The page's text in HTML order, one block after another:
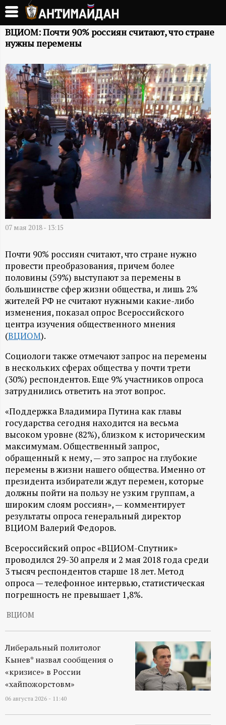
Перейти
основному
содержанию
А
Т
И
М
А
Й
Д
А
Н
-
и
н
ф
о
р
м
а
ц
и
о
н
н
ы
й
п
о
р
т
ВЦИОМ: Почти 90% россиян считают, что стране
нужны перемены
07 мая 2018 - 13:15
Почти 90% россиян считают, что стране нужно
провести преобразования, причем более
половины (59%) выступают за перемены в
большинстве сфер жизни общества, и лишь 2%
жителей РФ не считают нужными какие-либо
изменения, показал опрос Всероссийского
центра изучения общественного мнения
(ВЦИОМ).
Социологи также отмечают запрос на перемены
в нескольких сферах общества у почти трети
(30%) респондентов. Еще 9% участников опроса
затруднились ответить на этот вопрос.
«Поддержка Владимира Путина как главы
государства сегодня находится на весьма
высоком уровне (82%), близком к историческим
максимумам. Общественный запрос,
обращенный к нему, — это запрос на глубокие
перемены в жизни нашего общества. Именно от
президента избиратели ждут перемен, которые
должны пойти на пользу не узким группам, а
широким слоям россиян», — комментирует
результаты опроса генеральный директор
ВЦИОМ Валерий Федоров.
Всероссийский опрос «ВЦИОМ-Спутник»
проводился 29-30 апреля и 2 мая 2018 года среди
3 тысяч респондентов старше 18 лет. Метод
опроса — телефонное интервью, статистическая
погрешность не превышает 1,8%.
ВЦИОМ
Либеральный политолог
Кынев* назвал сообщения о
«кризисе» в России
«хайпожорстовм»
06 августа 2026 - 11:40